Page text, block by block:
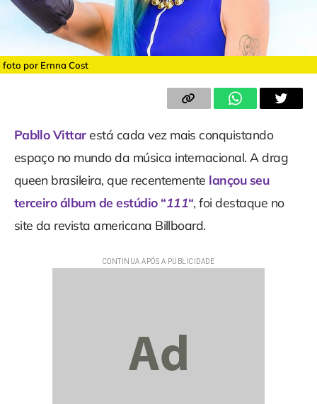
foto por Ernna Cost
Pabllo Vittarestá cada vez mais conquistando
espaço no mundo da música internacional. A drag
queen brasileira, que recentemente lançou seu
terceiro álbum de estúdio “111“, foi destaque no
site da revista americana Billboard.